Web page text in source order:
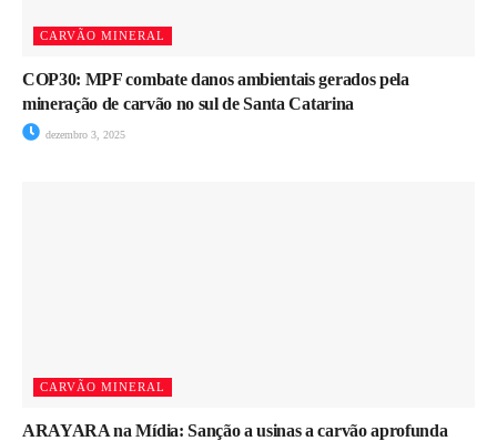
CARVÃO MINERAL
COP30: MPF combate danos ambientais gerados pela
mineração de carvão no sul de Santa Catarina
dezembro 3, 2025
CARVÃO MINERAL
ARAYARA na Mídia: Sanção a usinas a carvão aprofunda